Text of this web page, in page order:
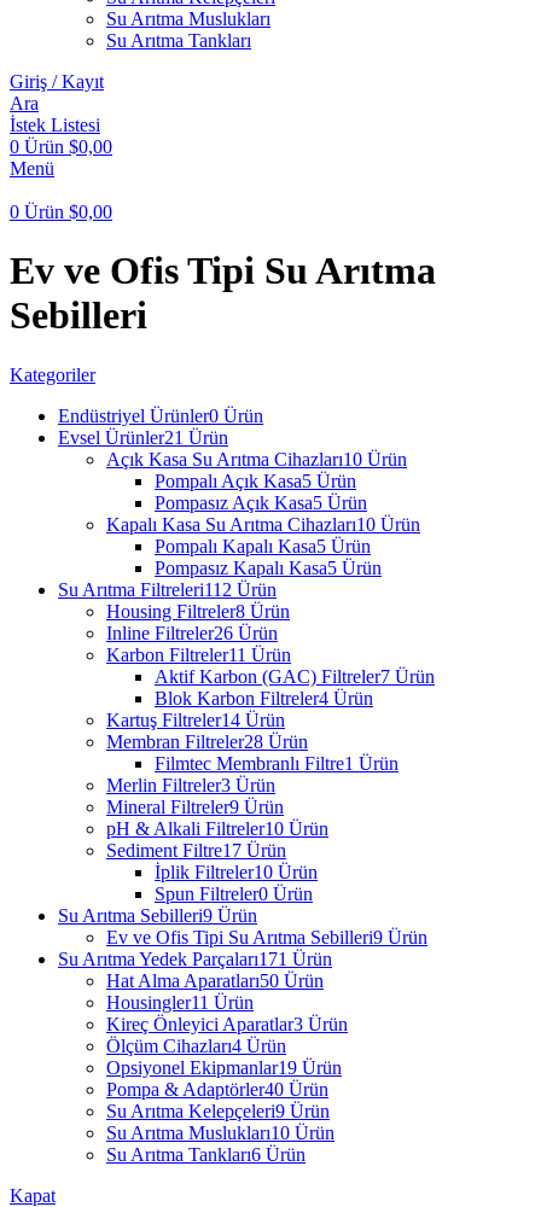
Su Arıtma Muslukları
Su Arıtma Tankları
Giriş / Kayıt
Ara
İstek Listesi
0 Ürün $0,00
Menü
0 Ürün $0,00
Ev ve Ofis Tipi Su Arıtma
Sebilleri
Kategoriler
Endüstriyel Ürünler0 Ürün
Evsel Ürünler21 Ürün
Açık Kasa Su Arıtma Cihazları10 Ürün
Pompalı Açık Kasa5 Ürün
Pompasız Açık Kasa5 Ürün
Kapalı Kasa Su Arıtma Cihazları10 Ürün
Pompalı Kapalı Kasa5 Ürün
Pompasız Kapalı Kasa5 Ürün
Su Arıtma Filtreleri112 Ürün
Housing Filtreler8 Ürün
Inline Filtreler26 Ürün
Karbon Filtreler11 Ürün
Aktif Karbon (GAC) Filtreler7 Ürün
Blok Karbon Filtreler4 Ürün
Kartuş Filtreler14 Ürün
Membran Filtreler28 Ürün
Filmtec Membranlı Filtre1 Ürün
Merlin Filtreler3 Ürün
Mineral Filtreler9 Ürün
pH & Alkali Filtreler10 Ürün
Sediment Filtre17 Ürün
İplik Filtreler10 Ürün
Spun Filtreler0 Ürün
Su Arıtma Sebilleri9 Ürün
Ev ve Ofis Tipi Su Arıtma Sebilleri9 Ürün
Su Arıtma Yedek Parçaları171 Ürün
Hat Alma Aparatları50 Ürün
Housingler11 Ürün
Kireç Önleyici Aparatlar3 Ürün
Ölçüm Cihazları4 Ürün
Opsiyonel Ekipmanlar19 Ürün
Pompa & Adaptörler40 Ürün
Su Arıtma Kelepçeleri9 Ürün
Su Arıtma Muslukları10 Ürün
Su Arıtma Tankları6 Ürün
Kapat